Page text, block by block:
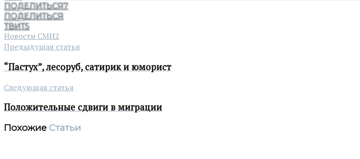
ПОДЕЛИТЬСЯ7
ПОДЕЛИТЬСЯ
ТВИТ5
Новости СМИ2
Предыдущая статья
“Пастух”, лесоруб, сатирик и юморист
Следующая статья
Положительные сдвиги в миграции
Похожие Статьи